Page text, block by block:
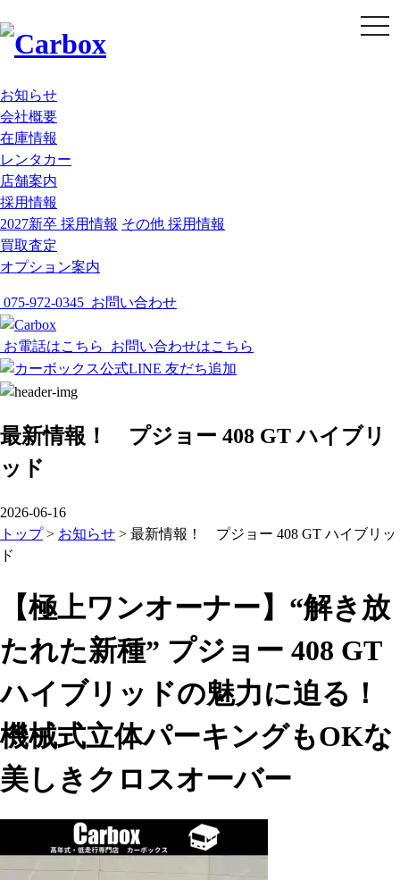
お知らせ
会社概要
在庫情報
レンタカー
店舗案内
採用情報
2027新卒 採用情報 その他 採用情報
買取査定
オプション案内
075-972-0345 お問い合わせ
t
o
お電話はこちら お問い合わせはこちら
最新情報！ プジョー 408 GT ハイブリ
ッド
2026-06-16
トップ> お知らせ > 最新情報！ プジョー 408 GT ハイブリッ
ド
【極上ワンオーナー】“解き放
たれた新種” プジョー 408 GT
ハイブリッドの魅力に迫る！
機械式立体パーキングもOKな
美しきクロスオーバー